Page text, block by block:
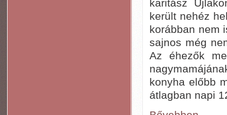
karitász
került nehéz
korábban nem
sajnos még
Az éhezők
konyha előbb
átlagban napi